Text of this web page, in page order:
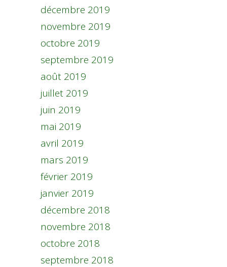
décembre 2019
novembre 2019
octobre 2019
septembre 2019
août 2019
juillet 2019
juin 2019
mai 2019
avril 2019
mars 2019
février 2019
janvier 2019
décembre 2018
novembre 2018
octobre 2018
septembre 2018